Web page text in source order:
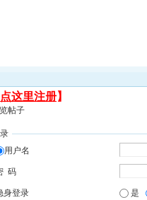
点这里注册】
帖子
用户名
码
身登录 是